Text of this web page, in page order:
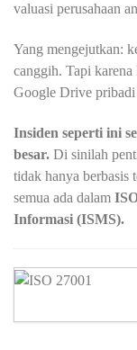
valuasi perusahaan
Yang mengejutkan:
canggih. Tapi
Google Drive pribadi
Insiden seperti ini
besar. Di sinilah
tidak hanya berbasis
semua ada dalam
Informasi (ISMS).